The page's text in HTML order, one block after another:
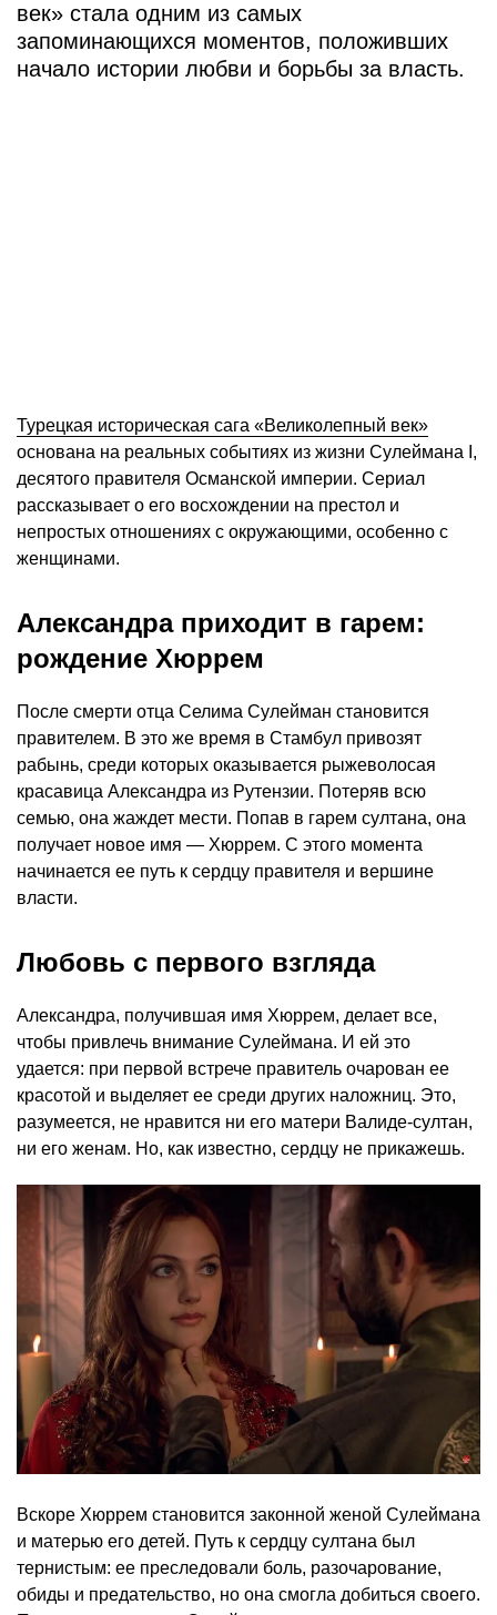
век» стала одним из самых
запоминающихся моментов, положивших
начало истории любви и борьбы за власть.
Турецкая историческая сага «Великолепный век»
основана на реальных событиях из жизни Сулеймана I,
десятого правителя Османской империи. Сериал
рассказывает о его восхождении на престол и
непростых отношениях с окружающими, особенно с
женщинами.
Александра приходит в гарем:
рождение Хюррем
После смерти отца Селима Сулейман становится
правителем. В это же время в Стамбул привозят
рабынь, среди которых оказывается рыжеволосая
красавица Александра из Рутензии. Потеряв всю
семью, она жаждет мести. Попав в гарем султана, она
получает новое имя — Хюррем. С этого момента
начинается ее путь к сердцу правителя и вершине
власти.
Любовь с первого взгляда
Александра, получившая имя Хюррем, делает все,
чтобы привлечь внимание Сулеймана. И ей это
удается: при первой встрече правитель очарован ее
красотой и выделяет ее среди других наложниц. Это,
разумеется, не нравится ни его матери Валиде-султан,
ни его женам. Но, как известно, сердцу не прикажешь.
Вскоре Хюррем становится законной женой Сулеймана
и матерью его детей. Путь к сердцу султана был
тернистым: ее преследовали боль, разочарование,
обиды и предательство, но она смогла добиться своего.